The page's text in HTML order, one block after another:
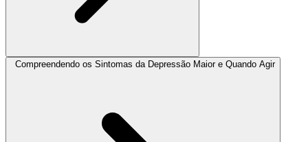
Compreendendo os Sintomas da Depressão Maior e Quando Agir